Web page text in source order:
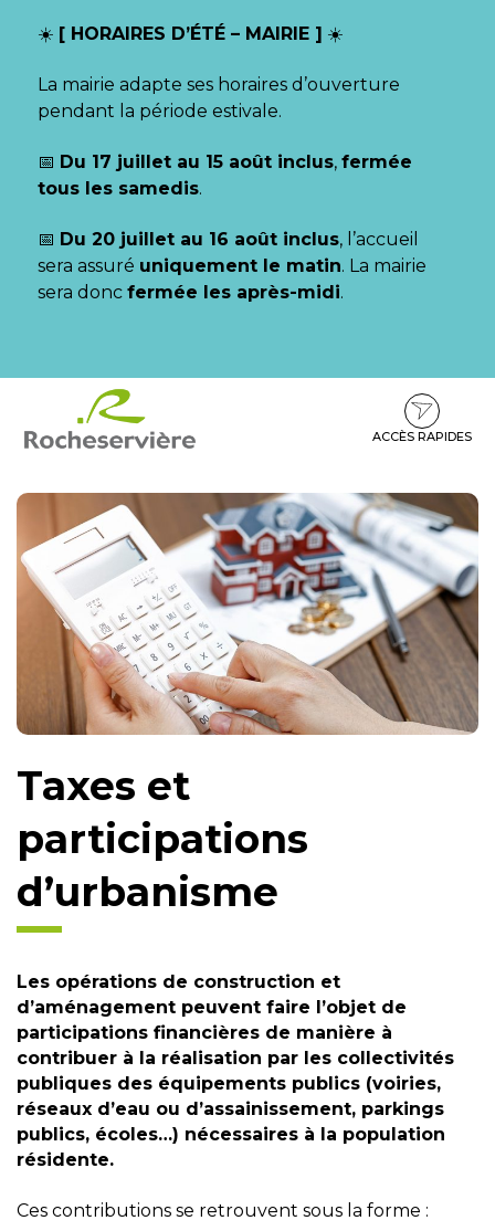
☀️ [ HORAIRES D’ÉTÉ – MAIRIE ] ☀️
La mairie adapte ses horaires d’ouverture
pendant la période estivale.
📅 Du 17 juillet au 15 août inclus, fermée
tous les samedis.
📅 Du 20 juillet au 16 août inclus, l’accueil
sera assuré uniquement le matin. La mairie
sera donc fermée les après-midi.
contenu
pied
ACCÈS RAPIDES
Taxes et
participations
d’urbanisme
Les opérations de construction et
d’aménagement peuvent faire l’objet de
participations financières de manière à
contribuer à la réalisation par les collectivités
publiques des équipements publics (voiries,
réseaux d’eau ou d’assainissement, parkings
publics, écoles…) nécessaires à la population
résidente.
Ces contributions se retrouvent sous la forme :